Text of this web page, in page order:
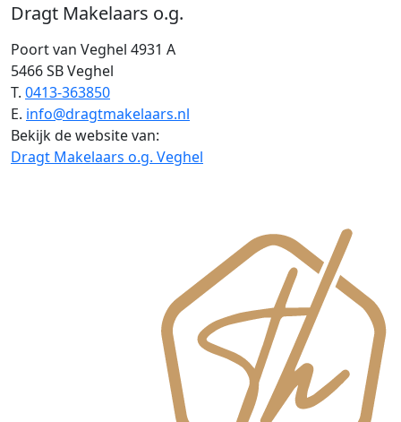
Dragt Makelaars o.g.
Poort van Veghel 4931 A
5466 SB Veghel
T. 0413-363850
E. info@dragtmakelaars.nl
Bekijk de website van:
Dragt Makelaars o.g. Veghel